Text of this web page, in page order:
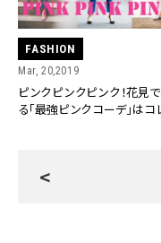
FASHION
Mar, 20,2019
ピンクピンクピンク！花見
る「最強ピンクコーデ」はコ
<